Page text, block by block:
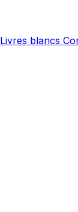
Livres blancs